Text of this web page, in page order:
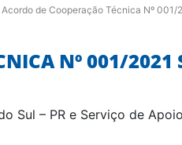
Acordo de Cooperação Técnica Nº 001/
Nº 001/2021
Sul – PR e Serviço de